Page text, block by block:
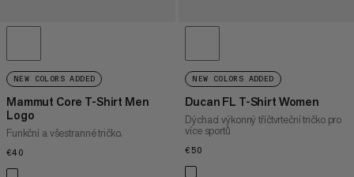
NEW COLORS ADDED
Mammut Core T-Shirt Men
Logo
Funkční a všestranné tričko.
€40
NEW COLORS ADDED
Ducan FL T-Shirt Women
Dýchací výkonný tříčtvrteční tričko pro
více sportů
€50